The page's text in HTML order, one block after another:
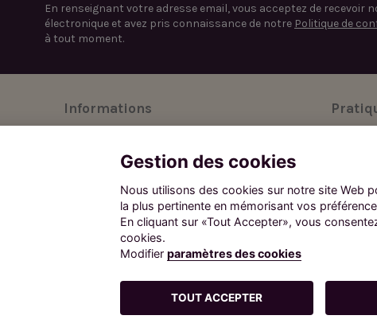
En renseignant votre adresse email, vous acceptez de
électronique et avez pris connaissance de notre Politique de
à tout moment.
Informations
Conditions générales de vente
Protection des données personnelles
Histoires de passion
Service
L'abus d'alcool est dangereux pour la santé. A
La consommation de boissons alcoolisées pendant la grossesse peut
La vente d’alcool est interdite
Gestion des cookies
Nous utilisons des cookies sur notre site Web
la plus pertinente en mémorisant vos
En cliquant sur «Tout Accepter», vous
cookies.
Modifier paramètres des cookies
TOUT ACCEPTER